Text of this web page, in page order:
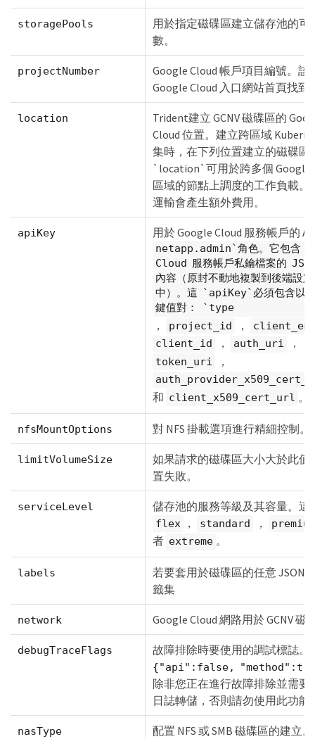
storagePools
用於指定磁碟區建立儲存池的可
數。
projectNumber
Google Cloud 帳戶項目編號。該
Google Cloud 入口網站首頁找到
location
Trident建立 GCNV 磁碟區的
Cloud 位置。建立跨區域
集時，在下列位置建立的磁碟區
`location`可用於跨多個 Google
區域的節點上調度的工作負載。
運輸會產生額外費用。
apiKey 用於 Google Cloud 服務帳戶的
netapp.admin`角色。它包含
Cloud 服務帳戶私鑰檔案的
內容（原封不動地複製到後端設
中）。這 `apiKey`必須包含以
鍵值對： `type
， project_id ，
client_id
， auth_uri ，
token_uri ，
和 client_x509_cert_url 。
nfsMountOptions 對 NFS 掛載選項進行精細控制。
limitVolumeSize
如果請求的磁碟區大小大於此值
置失敗。
serviceLevel 儲存池的服務等級及其容量。這
flex ， standard ， premium
者 extreme 。
labels
若要套用於磁碟區的任意 JSON
籤集
network Google Cloud 網路用於 GCNV 磁
debugTraceFlags 故障排除時要使用的調試標誌。
{"api":false,
除非您正在進行故障排除並需要
日誌轉儲，否則請勿使用此功能
nasType 配置 NFS 或 SMB 磁碟區的建立